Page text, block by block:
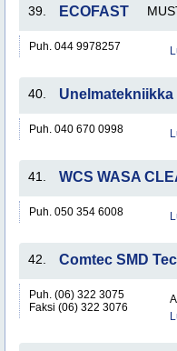
39. ECOFAST
Puh. 044 9978257
40. Unelmatekniikka
Puh. 040 670 0998
41. WCS WASA
Puh. 050 354 6008
42. Comtec SMD
Puh. (06) 322 3075
Faksi (06) 322 3076